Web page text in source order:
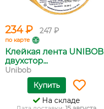
234 ₽ 247 ₽
по карте
Клейкая лента UNIBOB
двухстор...
Unibob
Купить
На складе